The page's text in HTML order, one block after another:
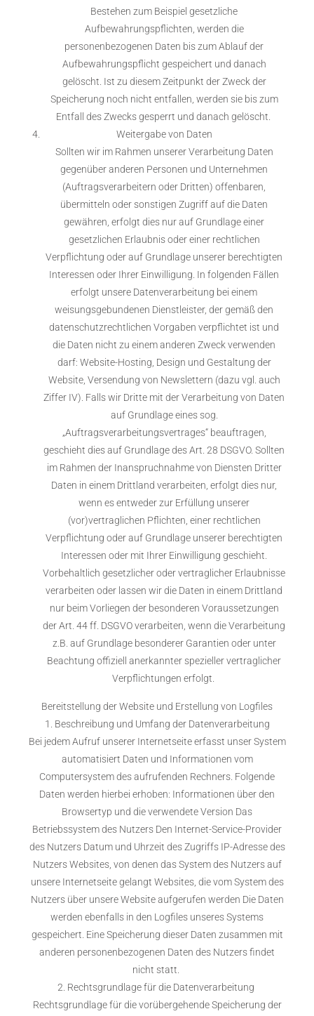
Bestehen zum Beispiel gesetzliche
Aufbewahrungspflichten, werden die
personenbezogenen Daten bis zum Ablauf der
Aufbewahrungspflicht gespeichert und danach
gelöscht. Ist zu diesem Zeitpunkt der Zweck der
Speicherung noch nicht entfallen, werden sie bis zum
Entfall des Zwecks gesperrt und danach gelöscht.
Weitergabe von Daten
Sollten wir im Rahmen unserer Verarbeitung Daten
gegenüber anderen Personen und Unternehmen
(Auftragsverarbeitern oder Dritten) offenbaren,
übermitteln oder sonstigen Zugriff auf die Daten
gewähren, erfolgt dies nur auf Grundlage einer
gesetzlichen Erlaubnis oder einer rechtlichen
Verpflichtung oder auf Grundlage unserer berechtigten
Interessen oder Ihrer Einwilligung. In folgenden Fällen
erfolgt unsere Datenverarbeitung bei einem
weisungsgebundenen Dienstleister, der gemäß den
datenschutzrechtlichen Vorgaben verpflichtet ist und
die Daten nicht zu einem anderen Zweck verwenden
darf: Website-Hosting, Design und Gestaltung der
Website, Versendung von Newslettern (dazu vgl. auch
Ziffer IV). Falls wir Dritte mit der Verarbeitung von Daten
auf Grundlage eines sog.
„Auftragsverarbeitungsvertrages“ beauftragen,
geschieht dies auf Grundlage des Art. 28 DSGVO. Sollten
im Rahmen der Inanspruchnahme von Diensten Dritter
Daten in einem Drittland verarbeiten, erfolgt dies nur,
wenn es entweder zur Erfüllung unserer
(vor)vertraglichen Pflichten, einer rechtlichen
Verpflichtung oder auf Grundlage unserer berechtigten
Interessen oder mit Ihrer Einwilligung geschieht.
Vorbehaltlich gesetzlicher oder vertraglicher Erlaubnisse
verarbeiten oder lassen wir die Daten in einem Drittland
nur beim Vorliegen der besonderen Voraussetzungen
der Art. 44 ff. DSGVO verarbeiten, wenn die Verarbeitung
z.B. auf Grundlage besonderer Garantien oder unter
Beachtung offiziell anerkannter spezieller vertraglicher
Verpflichtungen erfolgt.
Bereitstellung der Website und Erstellung von Logfiles
1. Beschreibung und Umfang der Datenverarbeitung
Bei jedem Aufruf unserer Internetseite erfasst unser System
automatisiert Daten und Informationen vom
Computersystem des aufrufenden Rechners. Folgende
Daten werden hierbei erhoben: Informationen über den
Browsertyp und die verwendete Version Das
Betriebssystem des Nutzers Den Internet-Service-Provider
des Nutzers Datum und Uhrzeit des Zugriffs IP-Adresse des
Nutzers Websites, von denen das System des Nutzers auf
unsere Internetseite gelangt Websites, die vom System des
Nutzers über unsere Website aufgerufen werden Die Daten
werden ebenfalls in den Logfiles unseres Systems
gespeichert. Eine Speicherung dieser Daten zusammen mit
anderen personenbezogenen Daten des Nutzers findet
nicht statt.
2. Rechtsgrundlage für die Datenverarbeitung
Rechtsgrundlage für die vorübergehende Speicherung der